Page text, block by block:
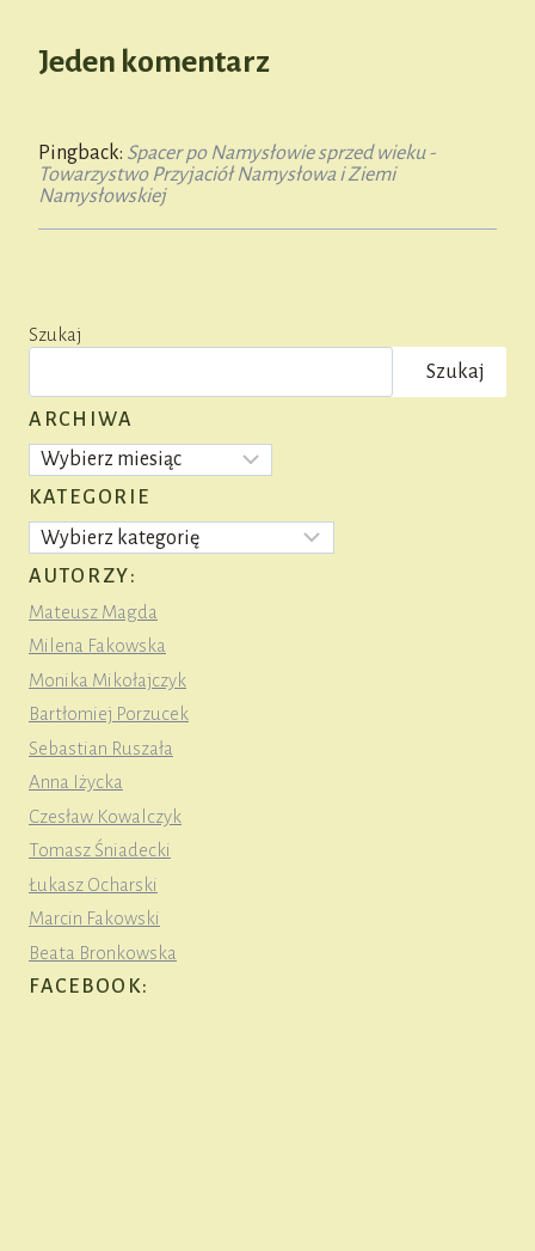
Jeden komentarz
Pingback: Spacer po Namysłowie sprzed wieku -
Towarzystwo Przyjaciół Namysłowa i Ziemi
Namysłowskiej
Szukaj
Szukaj
ARCHIWA
Archiwa
KATEGORIE
Kategorie
AUTORZY:
Mateusz Magda
Milena Fakowska
Monika Mikołajczyk
Bartłomiej Porzucek
Sebastian Ruszała
Anna Iżycka
Czesław Kowalczyk
Tomasz Śniadecki
Łukasz Ocharski
Marcin Fakowski
Beata Bronkowska
FACEBOOK: